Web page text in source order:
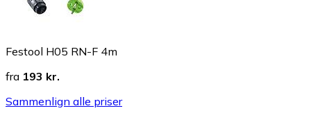
Festool H05 RN-F 4m
fra 193 kr.
Sammenlign alle priser